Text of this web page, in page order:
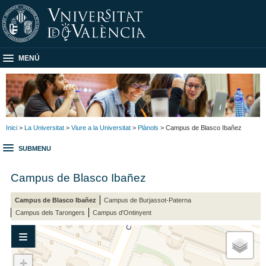
MENÚ
Inici > La Universitat > Viure a la Universitat > Plànols > Campus de Blasco Ibañez
SUBMENU
Campus de Blasco Ibañez
Campus de Blasco Ibañez
Campus de Burjassot-Paterna
Campus dels Tarongers
Campus d'Ontinyent
Desplegar navegacion
Seleccioneu
Facultats
i
Escoles: